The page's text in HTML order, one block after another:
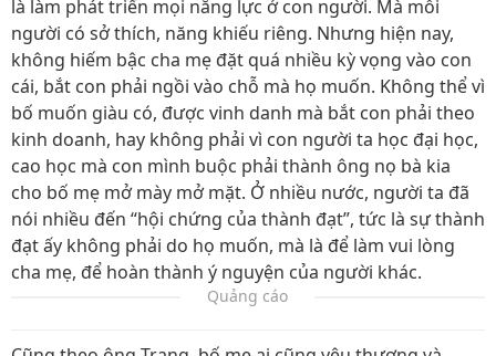
là làm phát triển mọi năng lực ở con người. Mà mỗi
người có sở thích, năng khiếu riêng. Nhưng hiện nay,
không hiếm bậc cha mẹ đặt quá nhiều kỳ vọng vào con
cái, bắt con phải ngồi vào chỗ mà họ muốn. Không thể vì
bố muốn giàu có, được vinh danh mà bắt con phải theo
kinh doanh, hay không phải vì con người ta học đại học,
cao học mà con mình buộc phải thành ông nọ bà kia
cho bố mẹ mở mày mở mặt. Ở nhiều nước, người ta đã
nói nhiều đến “hội chứng của thành đạt”, tức là sự thành
đạt ấy không phải do họ muốn, mà là để làm vui lòng
cha mẹ, để hoàn thành ý nguyện của người khác.
Quảng cáo